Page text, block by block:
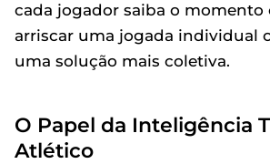
cada jogador saiba o momento
arriscar uma jogada individual
uma solução mais coletiva.
O Papel da Inteligência
Atlético